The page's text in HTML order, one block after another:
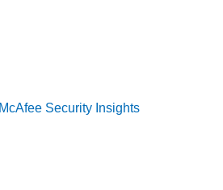
McAfee Security Insights